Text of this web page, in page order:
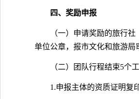
四、奖励申报
（一）申请奖励的旅行
单位公章，报市文化和旅游
（二）团队行程结束5个
1.申报主体的资质证明复